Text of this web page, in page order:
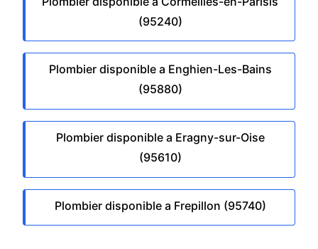
(95240)
Plombier disponible a Enghien-Les-Bains
(95880)
Plombier disponible a Eragny-sur-Oise
(95610)
Plombier disponible a Frepillon (95740)